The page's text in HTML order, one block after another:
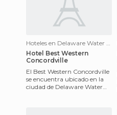
Hotel Best Western
Concordville
El Best Western Concordville
se encuentra ubicado en la
ciudad de Delaware Water